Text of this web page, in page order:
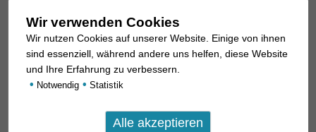
Wir verwenden Cookies
Wir nutzen Cookies auf unserer Website. Einige von ihnen
sind essenziell, während andere uns helfen, diese Website
und Ihre Erfahrung zu verbessern.
• Notwendig • Statistik